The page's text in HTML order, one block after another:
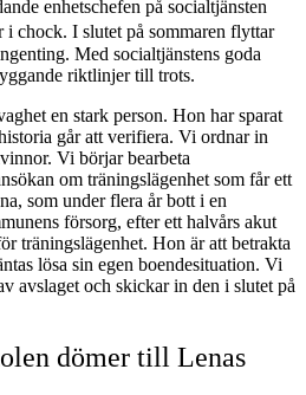
enhetschefen på socialtjänsten
chock. I slutet på sommaren flyttar
Med socialtjänstens goda
riktlinjer till trots.
en stark person. Hon har sparat
går att verifiera. Vi ordnar in
Vi börjar bearbeta
om träningslägenhet som får ett
som under flera år bott i en
försorg, efter ett halvårs akut
träningslägenhet. Hon är att betrakta
lösa sin egen boendesituation. Vi
avslaget och skickar in den i slutet på
dömer till Lenas